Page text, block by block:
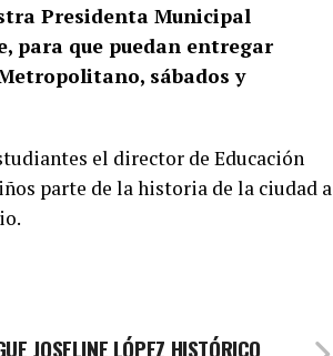
Presidenta Municipal
para que puedan entregar
sábados y
el director de Educación
parte de la historia de la ciudad a
JOSELINE LÓPEZ HISTÓRICO